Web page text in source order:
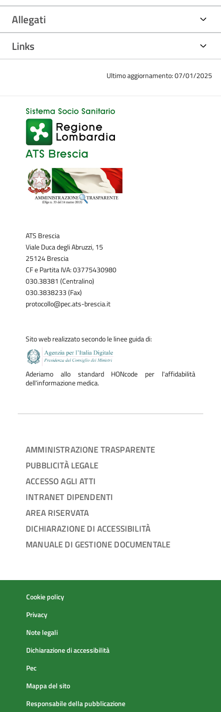
Allegati
Links
Ultimo aggiornamento: 07/01/2025
ATS Brescia
Viale Duca degli Abruzzi, 15
25124 Brescia
CF e Partita IVA: 03775430980
030.38381 (Centralino)
030.3838233 (Fax)
protocollo@pec.ats-brescia.it
Sito web realizzato secondo le linee guida di:
Aderiamo allo standard HONcode per l'affidabilità
dell'informazione medica.
AMMINISTRAZIONE TRASPARENTE
PUBBLICITÀ LEGALE
ACCESSO AGLI ATTI
INTRANET DIPENDENTI
AREA RISERVATA
DICHIARAZIONE DI ACCESSIBILITÀ
MANUALE DI GESTIONE DOCUMENTALE
Cookie policy
Privacy
Note legali
Dichiarazione di accessibilità
Pec
Mappa del sito
Responsabile della pubblicazione